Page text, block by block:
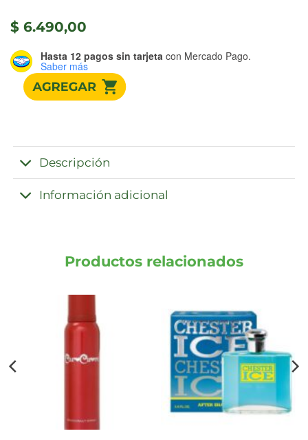
$ 6.490,00
Hasta 12 pagos sin tarjeta con Mercado Pago.
Saber más
Descripción
Información adicional
Productos relacionados